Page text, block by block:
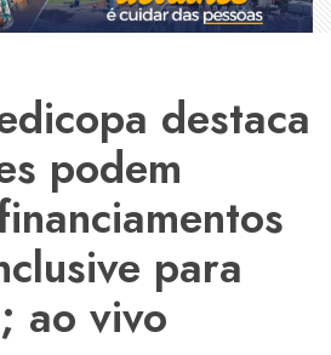
destaca
podem
para
ao vivo